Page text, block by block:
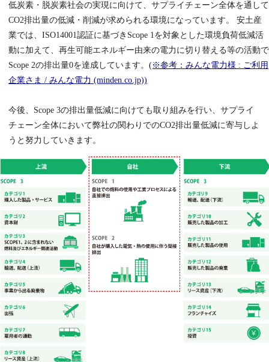
低炭素・脱炭素社会の実現に向けて、サプライチェーン全体を通して
CO2排出量の低減・削減が求められる環境になっています。 安土産
業では、ISO14001認証に基づきScope 1を対象とした環境負荷低減活
動に加えて、再生可能エネルギー由来の電力に切り替える等の活動で
Scope 2の排出量0を達成しています。 (※参考：みんな電力様 : ご利用
企業さま / みんな電力 (minden.co.jp))
今後、Scope 3の排出量低減に向けても取り組みを行い、サプライ
チェーン全体において弊社の関わりでのCO2排出量低減に寄与しよ
うと努力していきます。